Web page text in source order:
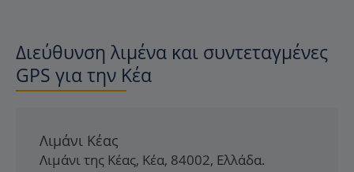
Διεύθυνση λιμένα και συντεταγμένες
GPS για την Κέα
Λιμάνι Κέας
Λιμάνι της Κέας, Κέα, 84002, Ελλάδα.